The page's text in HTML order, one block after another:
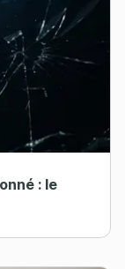
: le